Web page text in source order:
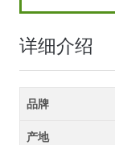
详细介绍
品牌
产地